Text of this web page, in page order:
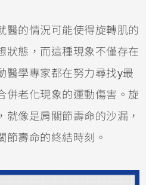
醫的情況可能使得旋轉肌的
狀態，而這種現象不僅存在
醫學專家都在努力尋找y最
併老化現象的運動傷害。旋
就像是肩關節壽命的沙漏，
節壽命的終結時刻。